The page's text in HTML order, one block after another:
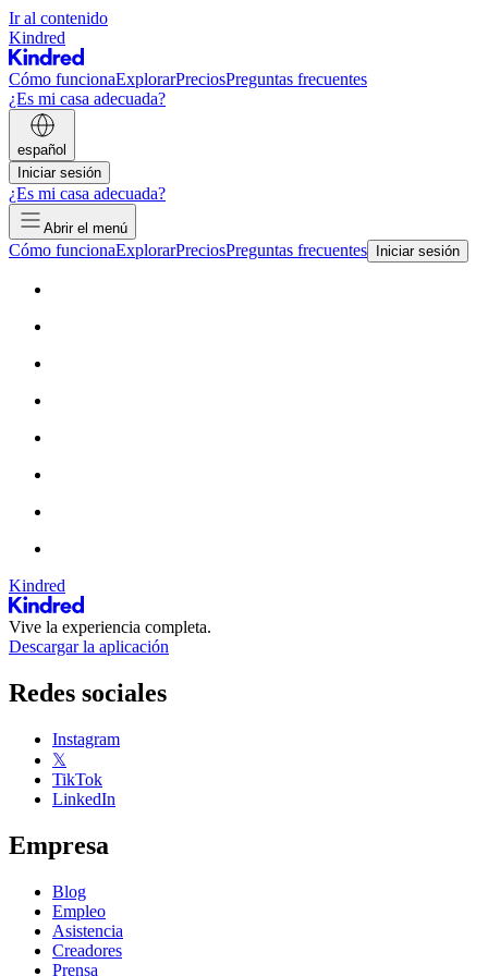
Ir al contenido
Kindred
Cómo funcionaExplorarPreciosPreguntas frecuentes
¿Es mi casa adecuada?
español
Iniciar sesión
¿Es mi casa adecuada?
Abrir el menú
Cómo funcionaExplorarPreciosPreguntas frecuentes Iniciar sesión
Kindred
Vive la experiencia completa.
Descargar la aplicación
Redes sociales
Instagram
𝕏
TikTok
LinkedIn
Empresa
Blog
Empleo
Asistencia
Creadores
Prensa